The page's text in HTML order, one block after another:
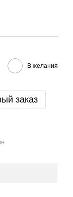
В желания
заказ